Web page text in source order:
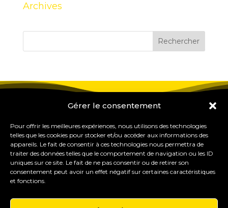
Gérer le consentement
Pour offrir les meilleures expériences, nous utilisons des technologies
telles que les cookies pour stocker et/ou accéder aux informations des
appareils. Le fait de consentir à ces technologies nous permettra de
traiter des données telles que le comportement de navigation ou les ID
uniques sur ce site. Le fait de ne pas consentir ou de retirer son
consentement peut avoir un effet négatif sur certaines caractéristiques
et fonctions.
Archives